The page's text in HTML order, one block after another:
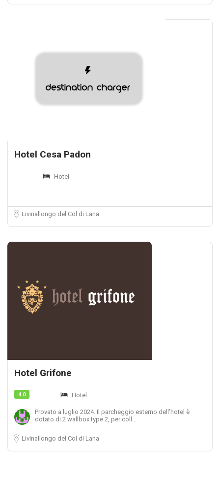
Hotel Cesa Padon
Hotel
Livinallongo del Col di Lana
Hotel Grifone
4.0 Hotel
Provato a luglio 2024. Il parcheggio esterno dell'hotel è
dotato di 2 wallbox type 2, per coll...
Livinallongo del Col di Lana